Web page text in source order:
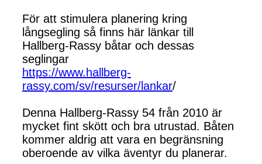
För att stimulera planering kring
långsegling så finns här länkar till
Hallberg-Rassy båtar och dessas
seglingar
https://www.hallberg-
rassy.com/sv/resurser/lankar/
Denna Hallberg-Rassy 54 från 2010 är
mycket fint skött och bra utrustad. Båten
kommer aldrig att vara en begränsning
oberoende av vilka äventyr du planerar.